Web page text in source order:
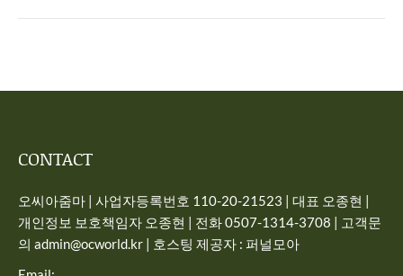
CONTACT
오씨아줌마 | 사업자등록번호 110-20-21523 | 대표 오종현 |
개인정보 보호책임자 오종현 | 전화 0507-1314-3708 | 고객문
의 admin@ocworld.kr | 호스팅 제공자 : 퍼널모아